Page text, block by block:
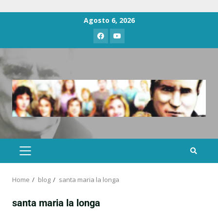
Agosto 6, 2026
Home blog santa maria la longa
santa maria la longa